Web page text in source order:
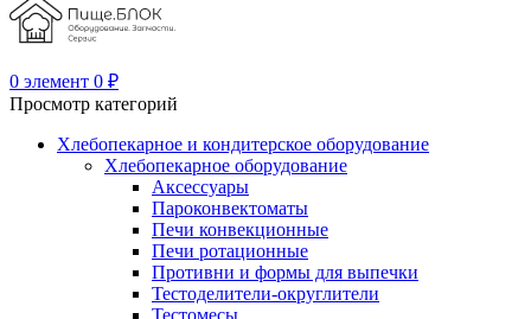
0 элемент 0 ₽
Просмотр категорий
Хлебопекарное и кондитерское оборудование
Хлебопекарное оборудование
Аксессуары
Пароконвектоматы
Печи конвекционные
Печи ротационные
Противни и формы для выпечки
Тестоделители-округлители
Тестомесы